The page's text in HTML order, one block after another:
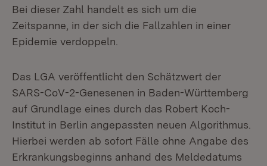
Bei dieser Zahl handelt es sich um die
Zeitspanne, in der sich die Fallzahlen in einer
Epidemie verdoppeln.
Das LGA veröffentlicht den Schätzwert der
SARS-CoV-2-Genesenen in Baden-Württemberg
auf Grundlage eines durch das Robert Koch-
Institut in Berlin angepassten neuen Algorithmus.
Hierbei werden ab sofort Fälle ohne Angabe des
Erkrankungsbeginns anhand des Meldedatums